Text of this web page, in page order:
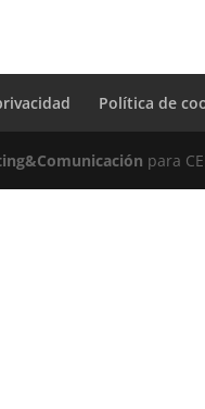
Política de
para